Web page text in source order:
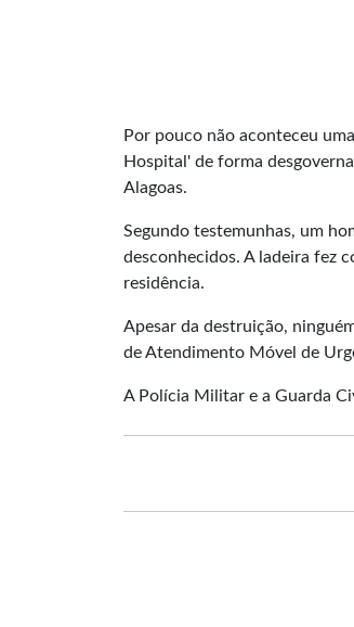
Por pouco não aconteceu
Hospital' de forma
Alagoas.
Segundo testemunhas, um
desconhecidos. A ladeira fez
residência.
Apesar da destruição,
de Atendimento Móvel de
A Polícia Militar e a Guarda